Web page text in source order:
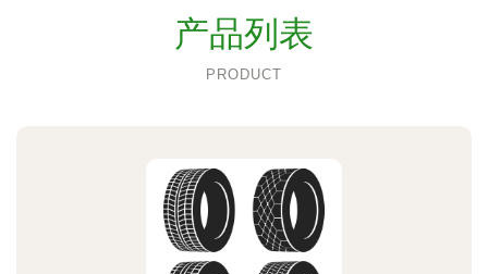
产品列表
PRODUCT